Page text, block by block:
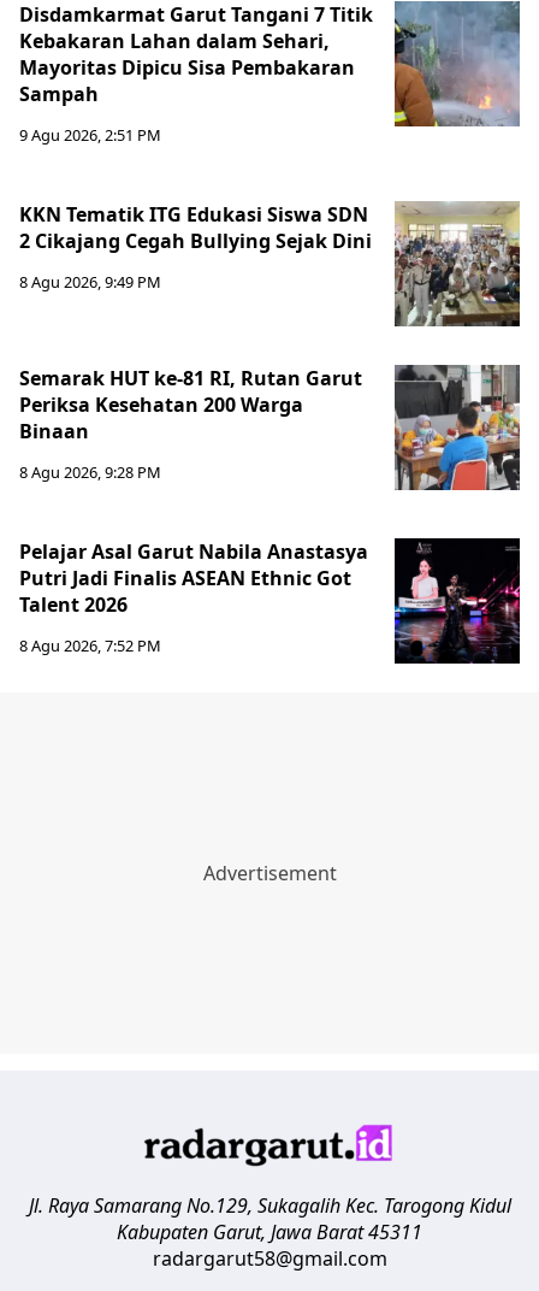
Disdamkarmat Garut Tangani 7 Titik
Kebakaran Lahan dalam Sehari,
Mayoritas Dipicu Sisa Pembakaran
Sampah
9 Agu 2026, 2:51 PM
KKN Tematik ITG Edukasi Siswa SDN
2 Cikajang Cegah Bullying Sejak Dini
8 Agu 2026, 9:49 PM
Semarak HUT ke-81 RI, Rutan Garut
Periksa Kesehatan 200 Warga
Binaan
8 Agu 2026, 9:28 PM
Pelajar Asal Garut Nabila Anastasya
Putri Jadi Finalis ASEAN Ethnic Got
Talent 2026
8 Agu 2026, 7:52 PM
Jl. Raya Samarang No.129, Sukagalih Kec. Tarogong Kidul
Kabupaten Garut, Jawa Barat45311
radargarut58@gmail.com